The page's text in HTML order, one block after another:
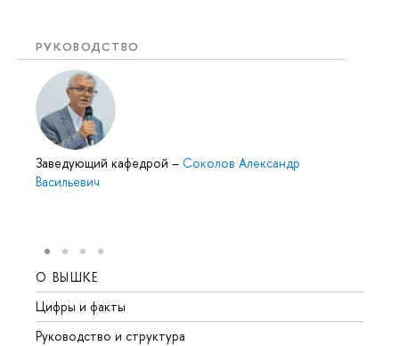
РУКОВОДСТВО
Заведующий кафедрой – Соколов Александр
Васильевич
О ВЫШКЕ
Цифры и факты
Руководство и структура